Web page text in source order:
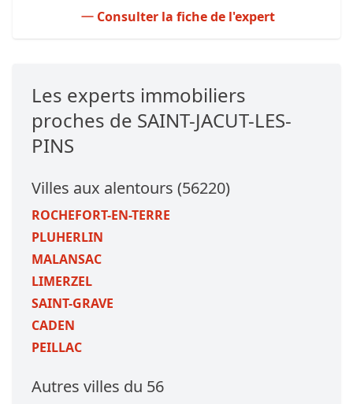
Consulter la fiche de l'expert
Les experts immobiliers
proches de SAINT-JACUT-LES-
PINS
Villes aux alentours (56220)
ROCHEFORT-EN-TERRE
PLUHERLIN
MALANSAC
LIMERZEL
SAINT-GRAVE
CADEN
PEILLAC
Autres villes du 56